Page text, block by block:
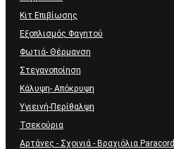
Κιτ Επιβίωσης
Εξοπλισμός Φαγητού
Φωτιά- Θέρμανση
Στεγανοποίηση
Κάλυψη- Απόκρυψη
Υγιεινή-Περίθαλψη
Τσεκούρια
Αρτάνες - Σχοινιά - Βραχιόλια Paracord